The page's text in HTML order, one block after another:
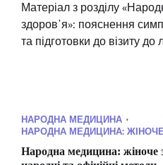
Матеріал з розділу
здоровʼя»: пояснення
та підготовки до візиту до
НАРОДНА МЕДИЦИНА
НАРОДНА МЕДИЦИНА:
Народна медицина: жіноче